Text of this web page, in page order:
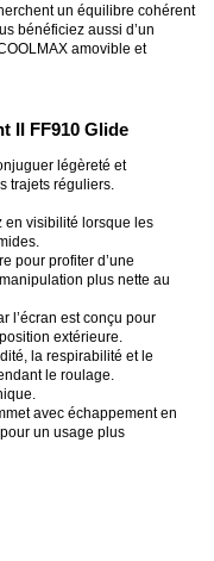
un équilibre cohérent
bénéficiez aussi d’un
amovible et
II FF910 Glide
légèreté et
trajets réguliers.
en visibilité lorsque les
pour profiter d’une
plus nette au
l’écran est conçu pour
extérieure.
la respirabilité et le
le roulage.
avec échappement en
un usage plus